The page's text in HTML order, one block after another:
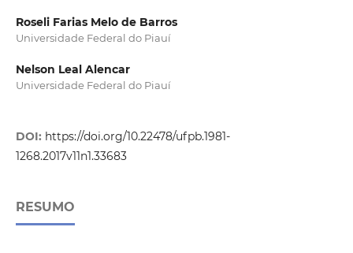
Roseli Farias Melo de Barros
Universidade Federal do Piauí
Nelson Leal Alencar
Universidade Federal do Piauí
DOI: https://doi.org/10.22478/ufpb.1981-
1268.2017v11n1.33683
RESUMO